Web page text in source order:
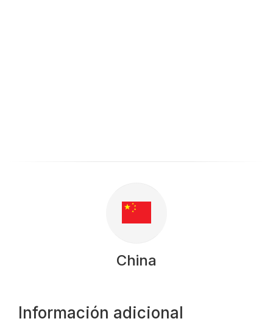
China
Información adicional